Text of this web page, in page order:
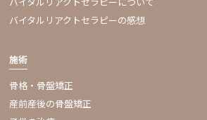
バイタルリアクトセラピーの感想
施術
骨格・骨盤矯正
産前産後の骨盤矯正